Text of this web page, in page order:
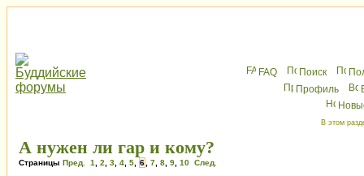
FAQ Поиск
Профиль
В этом
А нужен ли гар и кому?
Страницы Пред. 1 2 3 4 5 6 7 8 9 10 След.